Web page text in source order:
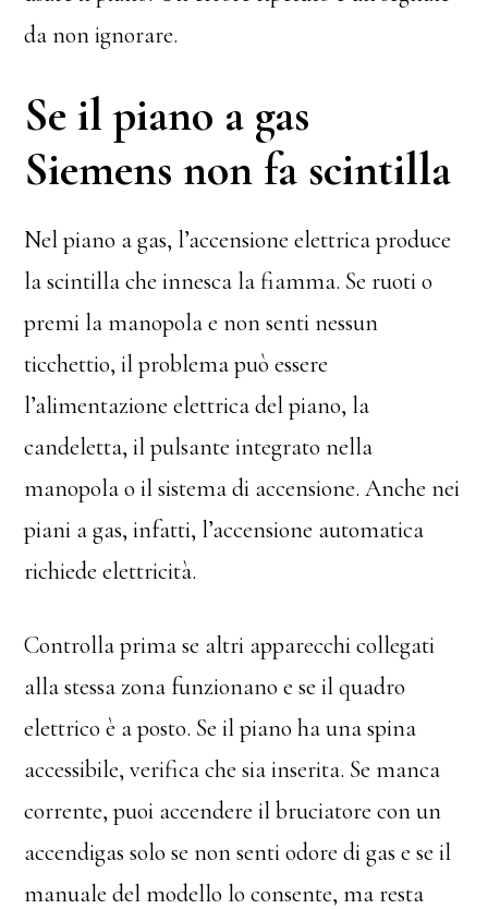
da non ignorare.
Se il piano a gas
Siemens non fa scintilla
Nel piano a gas, l’accensione elettrica produce
la scintilla che innesca la fiamma. Se ruoti o
premi la manopola e non senti nessun
ticchettio, il problema può essere
l’alimentazione elettrica del piano, la
candeletta, il pulsante integrato nella
manopola o il sistema di accensione. Anche nei
piani a gas, infatti, l’accensione automatica
richiede elettricità.
Controlla prima se altri apparecchi collegati
alla stessa zona funzionano e se il quadro
elettrico è a posto. Se il piano ha una spina
accessibile, verifica che sia inserita. Se manca
corrente, puoi accendere il bruciatore con un
accendigas solo se non senti odore di gas e se il
manuale del modello lo consente, ma resta